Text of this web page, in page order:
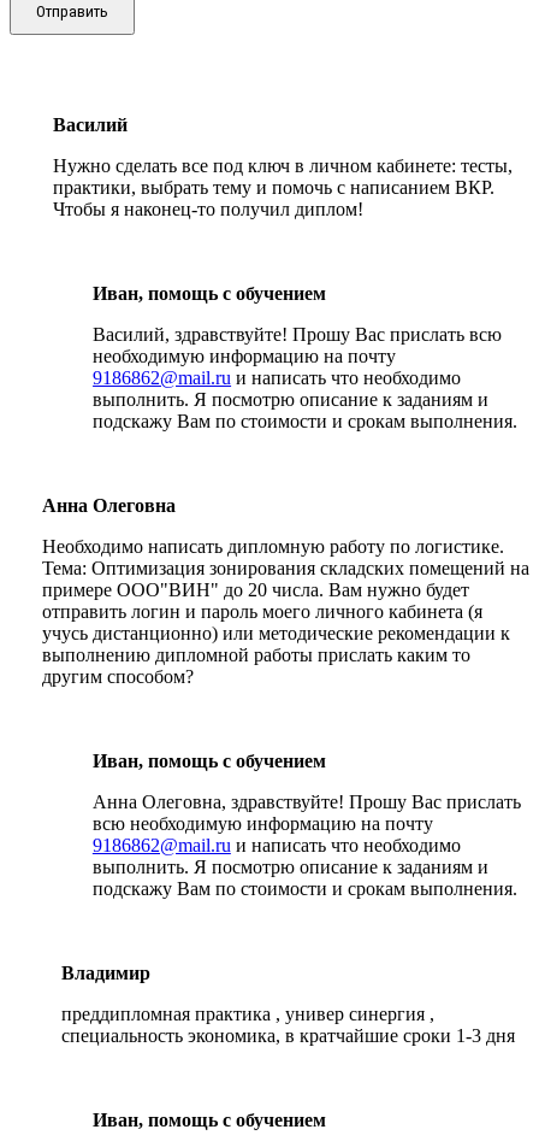
Отправить
Василий
Нужно сделать все под ключ в личном кабинете: тесты,
практики, выбрать тему и помочь с написанием ВКР.
Чтобы я наконец-то получил диплом!
Иван, помощь с обучением
Василий, здравствуйте! Прошу Вас прислать всю
необходимую информацию на почту
9186862@mail.ru и написать что необходимо
выполнить. Я посмотрю описание к заданиям и
подскажу Вам по стоимости и срокам выполнения.
Анна Олеговна
Необходимо написать дипломную работу по логистике.
Тема: Оптимизация зонирования складских помещений на
примере ООО"ВИН" до 20 числа. Вам нужно будет
отправить логин и пароль моего личного кабинета (я
учусь дистанционно) или методические рекомендации к
выполнению дипломной работы прислать каким то
другим способом?
Иван, помощь с обучением
Анна Олеговна, здравствуйте! Прошу Вас прислать
всю необходимую информацию на почту
9186862@mail.ru и написать что необходимо
выполнить. Я посмотрю описание к заданиям и
подскажу Вам по стоимости и срокам выполнения.
Владимир
преддипломная практика , универ синергия ,
специальность экономика, в кратчайшие сроки 1-3 дня
Иван, помощь с обучением